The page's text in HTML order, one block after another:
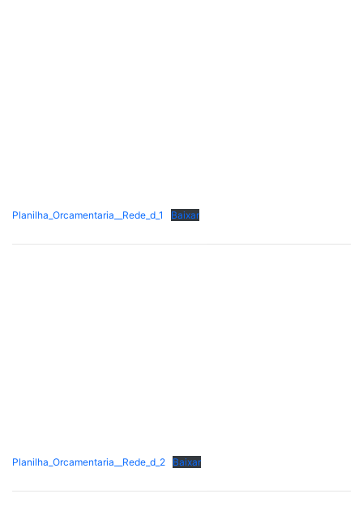
Planilha_Orcamentaria__Rede_d_1 Baixar
Planilha_Orcamentaria__Rede_d_2 Baixar